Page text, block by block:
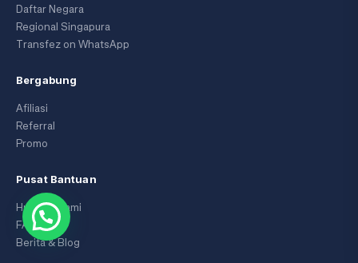
Daftar Negara
Regional Singapura
Transfez on WhatsApp
Bergabung
Afiliasi
Referral
Promo
Pusat Bantuan
Hubungi Kami
FAQ
Berita & Blog